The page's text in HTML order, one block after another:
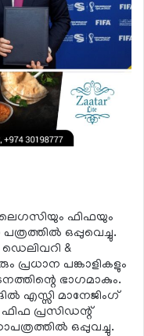
ലെഗസിയും ഫിഫയും
ഒപ്പുവെച്ചു.
&
പ്രധാന പങ്കാളികളും
ഭാഗമാകും.
എസ്സി മാനേജിംഗ്
പ്രസിഡന്റ്
ഒപ്പുവച്ചു.